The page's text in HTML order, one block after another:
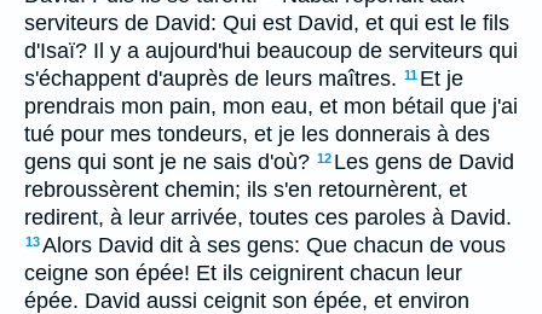
serviteurs de David: Qui est David, et qui est le fils
d'Isaï? Il y a aujourd'hui beaucoup de serviteurs qui
s'échappent d'auprès de leurs maîtres. 11 Et je
prendrais mon pain, mon eau, et mon bétail que j'ai
tué pour mes tondeurs, et je les donnerais à des
gens qui sont je ne sais d'où? 12 Les gens de David
rebroussèrent chemin; ils s'en retournèrent, et
redirent, à leur arrivée, toutes ces paroles à David.
13Alors David dit à ses gens: Que chacun de vous
ceigne son épée! Et ils ceignirent chacun leur
épée. David aussi ceignit son épée, et environ